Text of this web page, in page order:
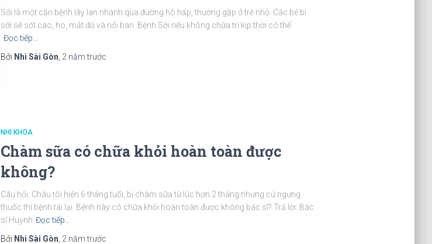
Sởi là một căn bệnh lây lan nhanh qua đường hô hấp, thường gặp ở trẻ nhỏ. Các bé bị
sởi sẽ sốt cao, ho, mắt đỏ và nổi ban. Bệnh Sởi nếu không chữa trị kịp thời có thể
Đọc tiếp…
Bởi Nhi Sài Gòn 2 nămtrước
NHI KHOA
Chàm sữa có chữa khỏi hoàn toàn được
không?
Câu hỏi: Cháu tôi hiện 6 tháng tuổi, bị chàm sữa từ lúc hơn 2 tháng nhưng cứ ngưng
thuốc thì bệnh tái lại. Bệnh này có chữa khỏi hoàn toàn được không bác sĩ? Trả lời: Bác
sĩ Huỳnh Đọc tiếp…
Bởi Nhi Sài Gòn 2 nămtrước